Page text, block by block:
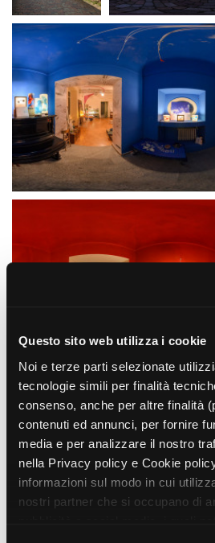
Questo sito web utilizza i cookie
Noi e terze parti selezionate
tecnologie simili per finalità
consenso, anche per altre finalità
contenuti ed annunci, per fornire
media e per analizzare il nostro
nella Privacy policy e Cookie
informazioni sul modo in cui
nostri partner che si occupano di
LOCATION GUIDE
FILM DATABASE
BOOK DATABASE
NEWS
CASTING
Amministrazione trasparente
Bandi e gare
Credits